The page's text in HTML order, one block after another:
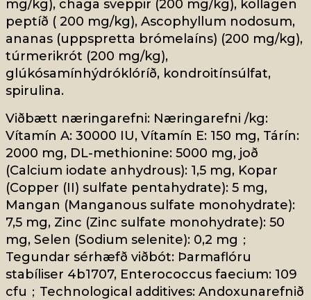
mg/kg), chaga sveppir (200 mg/kg), kollagen
peptíð ( 200 mg/kg), Ascophyllum nodosum,
ananas (uppspretta brómelaíns) (200 mg/kg),
túrmerikrót (200 mg/kg),
glúkósamínhýdróklóríð, kondroitínsúlfat,
spirulina.
Viðbætt næringarefni: Næringarefni /kg:
Vítamín A: 30000 IU, Vítamín E: 150 mg, Tárín:
2000 mg, DL-methionine: 5000 mg, joð
(Calcium iodate anhydrous): 1,5 mg, Kopar
(Copper (II) sulfate pentahydrate): 5 mg,
Mangan (Manganous sulfate monohydrate):
7,5 mg, Zinc (Zinc sulfate monohydrate): 50
mg, Selen (Sodium selenite): 0,2 mg；
Tegundar sérhæfð viðbót: Þarmaflóru
stabíliser 4b1707, Enterococcus faecium: 109
cfu；Technological additives: Andoxunarefnið